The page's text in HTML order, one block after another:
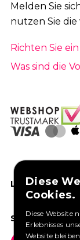
Melden Sie
nutzen Sie die
Richten Sie
Was sind die
LIKEN SIE UNS
SOCIAL MEDIA
Diese
Cookies.
Diese Website
Erlebnisses
Website